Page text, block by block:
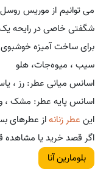
می توانیم از موریس
شگفتی خاصی در رایحه
برای ساخت آمیزه
سیب ، میوه‌جات، هلو
اسانس میانی عطر: رز ،
اسانس پایه عطر: مشک ،
این عطر زنانهاز عطرهای
اگر قصد خرید یا مشاهده
بلومارین آنا